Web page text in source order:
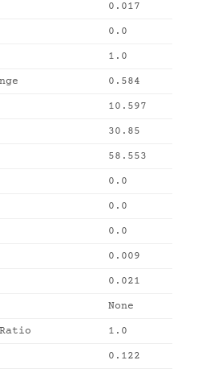
0.017
0.0
1.0
0.584
10.597
30.85
58.553
0.0
0.0
0.0
0.009
0.021
None
1.0
0.122